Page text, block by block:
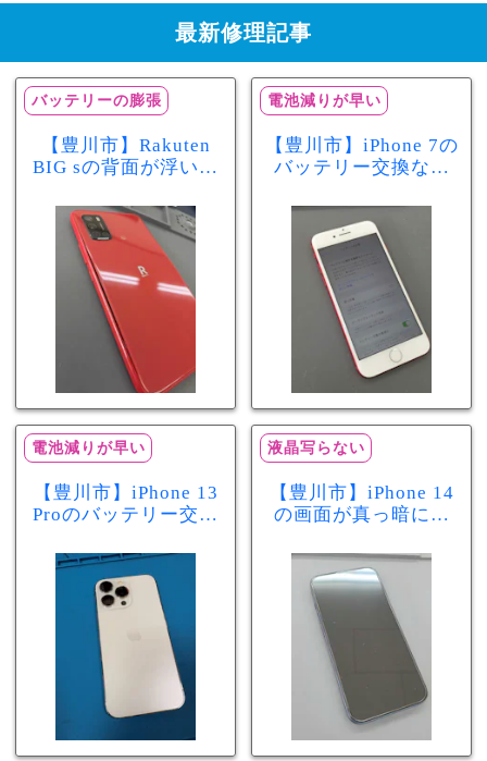
最新修理記事
バッテリーの膨張
【豊川市】Rakuten
BIG sの背面が浮いて
リー膨張のサインか
もしれません！バッ
テリー交換修理事例
電池減りが早い
【豊川市】iPhone 7の
バッテリー交換なら
最大容量70％で電池
の減りが早い症状も
当日60分で改善
電池減りが早い
【豊川市】iPhone 13
Proのバッテリー交換
が早い症状も当日90
分で改善
液晶写らない
【豊川市】iPhone 14
の画面が真っ暗に…
修理！データそのま
まで復旧しました